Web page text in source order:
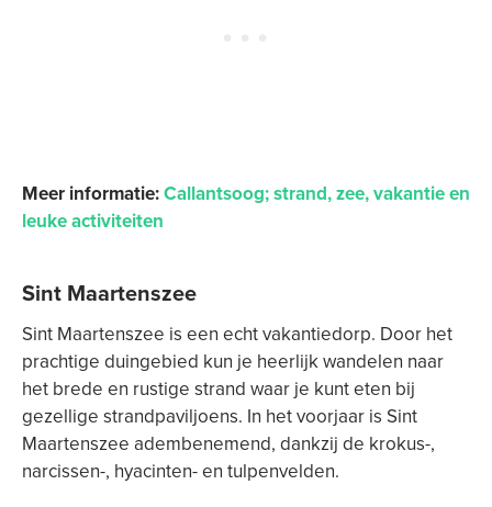
Meer informatie:Callantsoog; strand, zee, vakantie en
leuke activiteiten
Sint Maartenszee
Sint Maartenszee is een echt vakantiedorp. Door het
prachtige duingebied kun je heerlijk wandelen naar
het brede en rustige strand waar je kunt eten bij
gezellige strandpaviljoens. In het voorjaar is Sint
Maartenszee adembenemend, dankzij de krokus-,
narcissen-, hyacinten- en tulpenvelden.